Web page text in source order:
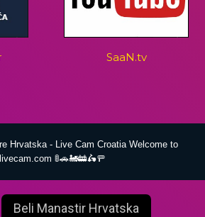
SaaN.tv
Hrvatska - Live Cam Croatia Welcome to
🚦🚗🚂🚋🛵🚥
Beli Manastir Hrvatska